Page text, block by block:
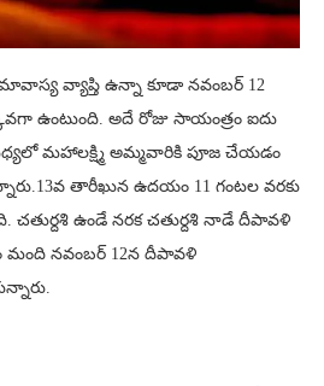
వ్యాప్తి ఉన్నా కూడా నవంబర్ 12
ఉంటుంది. అదే రోజు సాయంత్రం ఐదు
మహాలక్ష్మి అమ్మవారికి పూజ చేయడం
తారీఖున ఉదయం 11 గంటల వరకు
ఉండే నరక చతుర్దశి నాడే దీపావళి
మంది నవంబర్ 12న దీపావళి